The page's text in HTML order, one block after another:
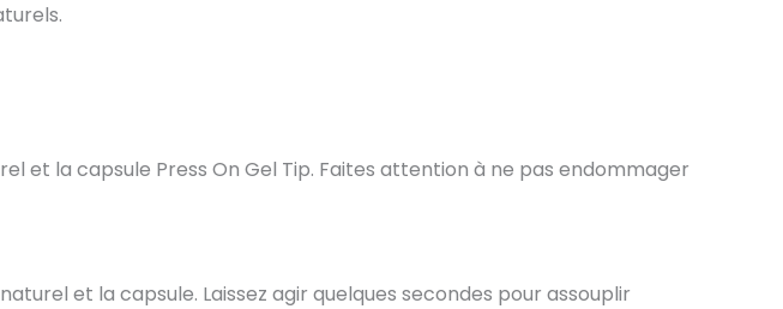
et la capsule Press On Gel Tip. Faites attention à ne pas endommager
et la capsule. Laissez agir quelques secondes pour assouplir